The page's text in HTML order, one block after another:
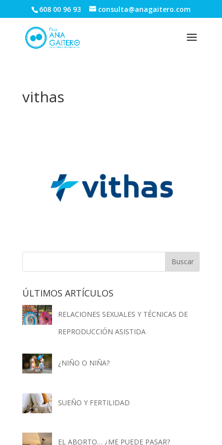
608 00 96 93 consulta@anagaitero.com
vithas
ÚLTIMOS ARTÍCULOS
RELACIONES SEXUALES Y TÉCNICAS DE
REPRODUCCIÓN ASISTIDA
¿NIÑO O NIÑA?
SUEÑO Y FERTILIDAD
EL ABORTO… ¿ME PUEDE PASAR?